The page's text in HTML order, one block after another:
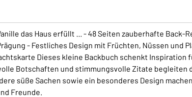
das Haus erfüllt ... - 48 Seiten zauberhafte Back-
- Festliches Design mit Früchten, Nüssen und
Dieses kleine Backbuch schenkt Inspiration
Botschaften und stimmungsvolle Zitate begleiten
süße Sachen sowie ein besonderes Design
Freunde.